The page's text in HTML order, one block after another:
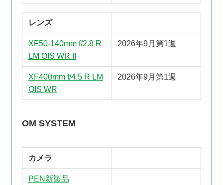
レンズ
XF50-140mm f/2.8 R
LM OIS WR II
2026年9月第1週
XF400mm f/4.5 R LM
OIS WR
2026年9月第1週
OM SYSTEM
カメラ
PEN新製品